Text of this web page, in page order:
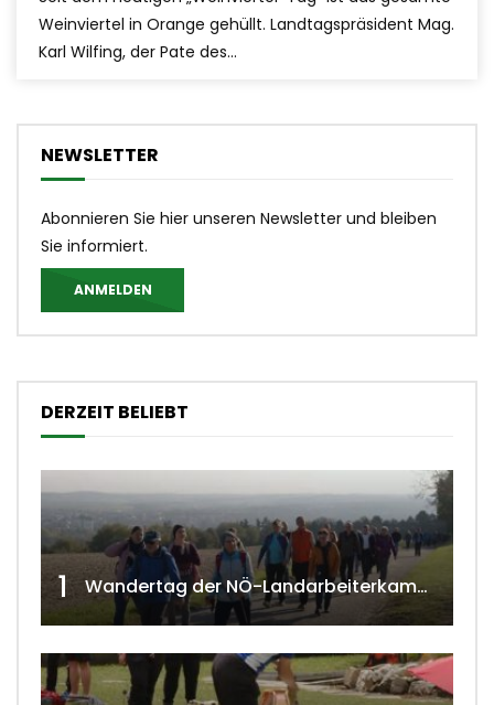
Weinviertel in Orange gehüllt. Landtagspräsident Mag.
Karl Wilfing, der Pate des...
NEWSLETTER
Abonnieren Sie hier unseren Newsletter und bleiben
Sie informiert.
ANMELDEN
DERZEIT BELIEBT
1 Wandertag der NÖ-Landarbeiterkammer in Hollabrunn 2024